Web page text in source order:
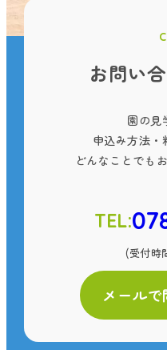
お問い
園の見
申込み方法・
どんなことでも
TEL:
(受付時
メールで